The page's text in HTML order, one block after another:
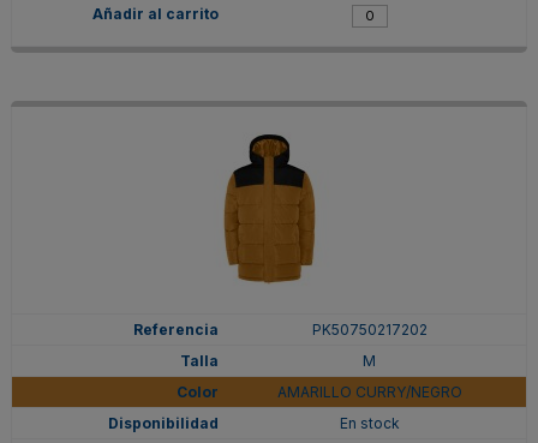
PK50750217202
M
AMARILLO CURRY/NEGRO
En stock